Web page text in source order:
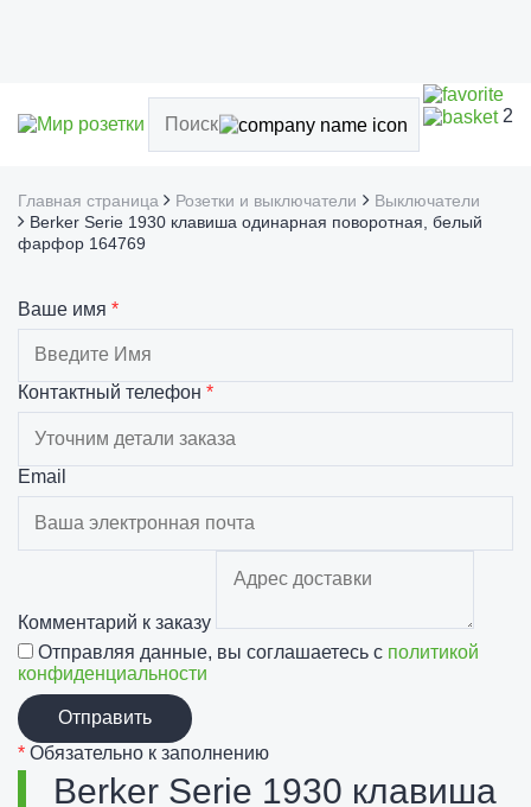
2
Главная страница Розетки и выключатели
Выключатели
Berker Serie 1930 клавиша одинарная поворотная, белый
фарфор 164769
Ваше имя *
Контактный телефон *
Email
Комментарий к заказу
Отправляя данные, вы соглашаетесь с политикой
конфиденциальности
Отправить
* Обязательно к заполнению
Berker Serie 1930 клавиша